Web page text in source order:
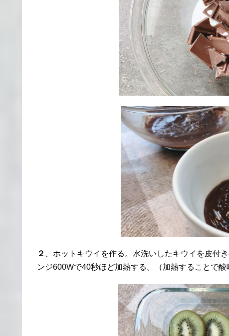
２
、ホットキウイを作る。水洗いしたキウイを皮付
ンジ600Wで40秒ほど加熱する。（加熱することで酸